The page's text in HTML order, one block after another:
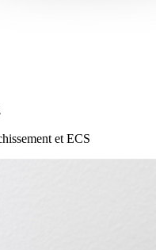
et ECS